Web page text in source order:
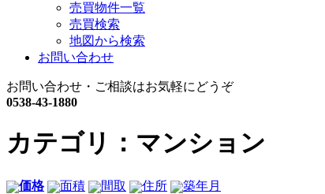
売買物件一覧
売買検索
地図から検索
お問い合わせ
お問い合わせ・ご相談はお気軽にどうぞ
0538-43-1880
カテゴリ：マンション
価格 面積 間取 住所
築年月